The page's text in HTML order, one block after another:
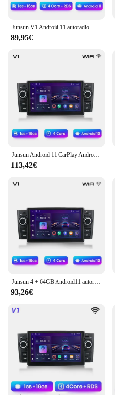
Junsun V1 Android 11 autoradio multimediale per Fiat Grande Punto Linea 2007 -2012 navigazione GPS Carplay
89,95€
Junsun Android 11 CarPlay Android Auto Radio per Fiat Grande Punto Linea 2007-2012 GPS Car Multimedia 2din autoradio
113,42€
93,26€